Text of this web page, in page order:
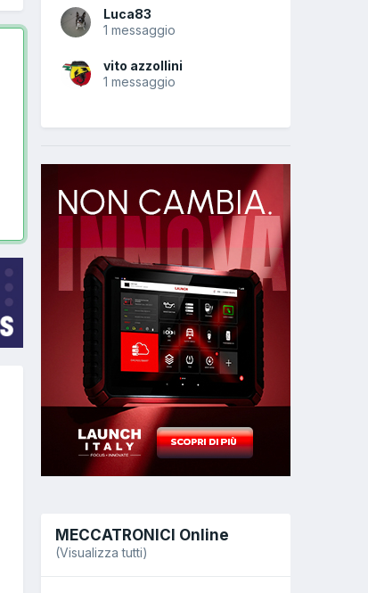
Luca83
1 messaggio
vito azzollini
1 messaggio
MECCATRONICI Online
(Visualizza tutti)